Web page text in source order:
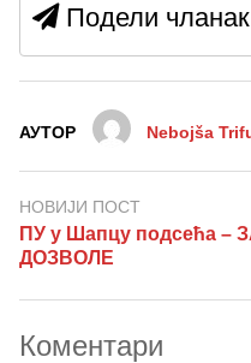
Подели чланак
АУТОР Nebojša
НОВИЈИ ПОСТ
ПУ у Шапцу подсећа
ДОЗВОЛЕ
Коментари